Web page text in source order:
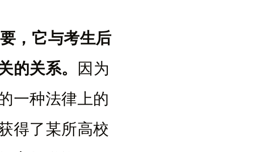
，它与考生后
的关系。
因为
一种法律上的
得了某所高校